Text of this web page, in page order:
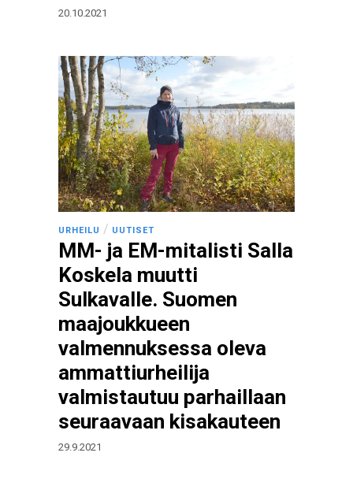
20.10.2021
URHEILU / UUTISET
MM- ja EM-mitalisti Salla
Koskela muutti
Sulkavalle. Suomen
maajoukkueen
valmennuksessa oleva
ammattiurheilija
valmistautuu parhaillaan
seuraavaan kisakauteen
29.9.2021